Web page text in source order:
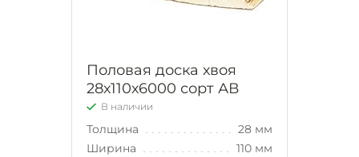
Половая доска хвоя
28х110х6000 сорт АВ
В наличии
Толщина
28 мм
Ширина
110 мм